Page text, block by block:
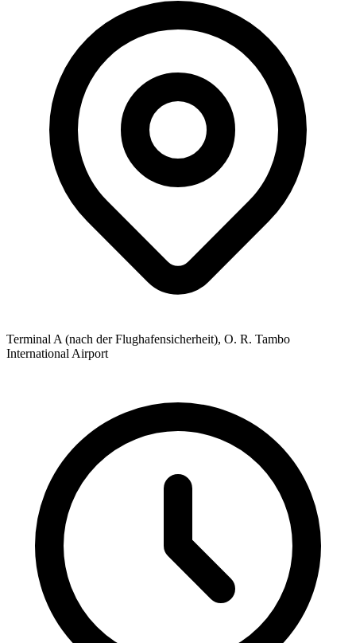
Terminal A (nach der Flughafensicherheit), O. R. Tambo
International Airport